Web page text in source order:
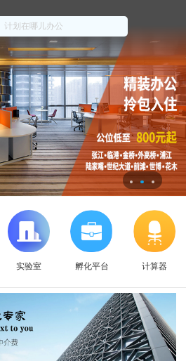
实验室 孵化平台 计算器